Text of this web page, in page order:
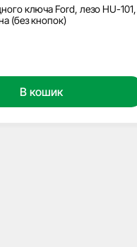
ключа Ford, лезо HU-101,
(без кнопок)
В кошик